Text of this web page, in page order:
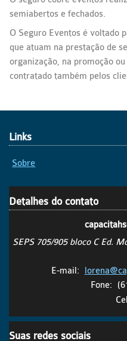
semiabertos e fechados.
O Seguro Eventos é voltado
que atuam na prestação de
organização, na promoção
contratado também pelos
Links
Sobre
Detalhes do contato
SEPS 705/905 bloco C Ed.
E-mail:
Fone:
Suas redes sociais